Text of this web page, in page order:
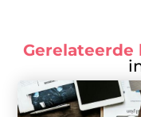
Gerelateerde